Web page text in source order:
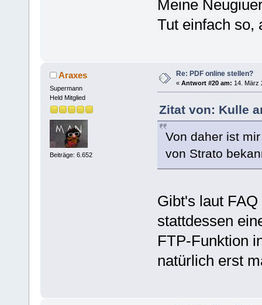
Meine
Tut einfach so,
Araxes
Supermann
Held Mitglied
Beiträge: 6.652
Re: PDF online stellen?
« Antwort #20 am: 14. März
Zitat von: Kulle
Von daher ist
von Strato
Gibt's laut
stattdessen
FTP-Funktion
natürlich erst